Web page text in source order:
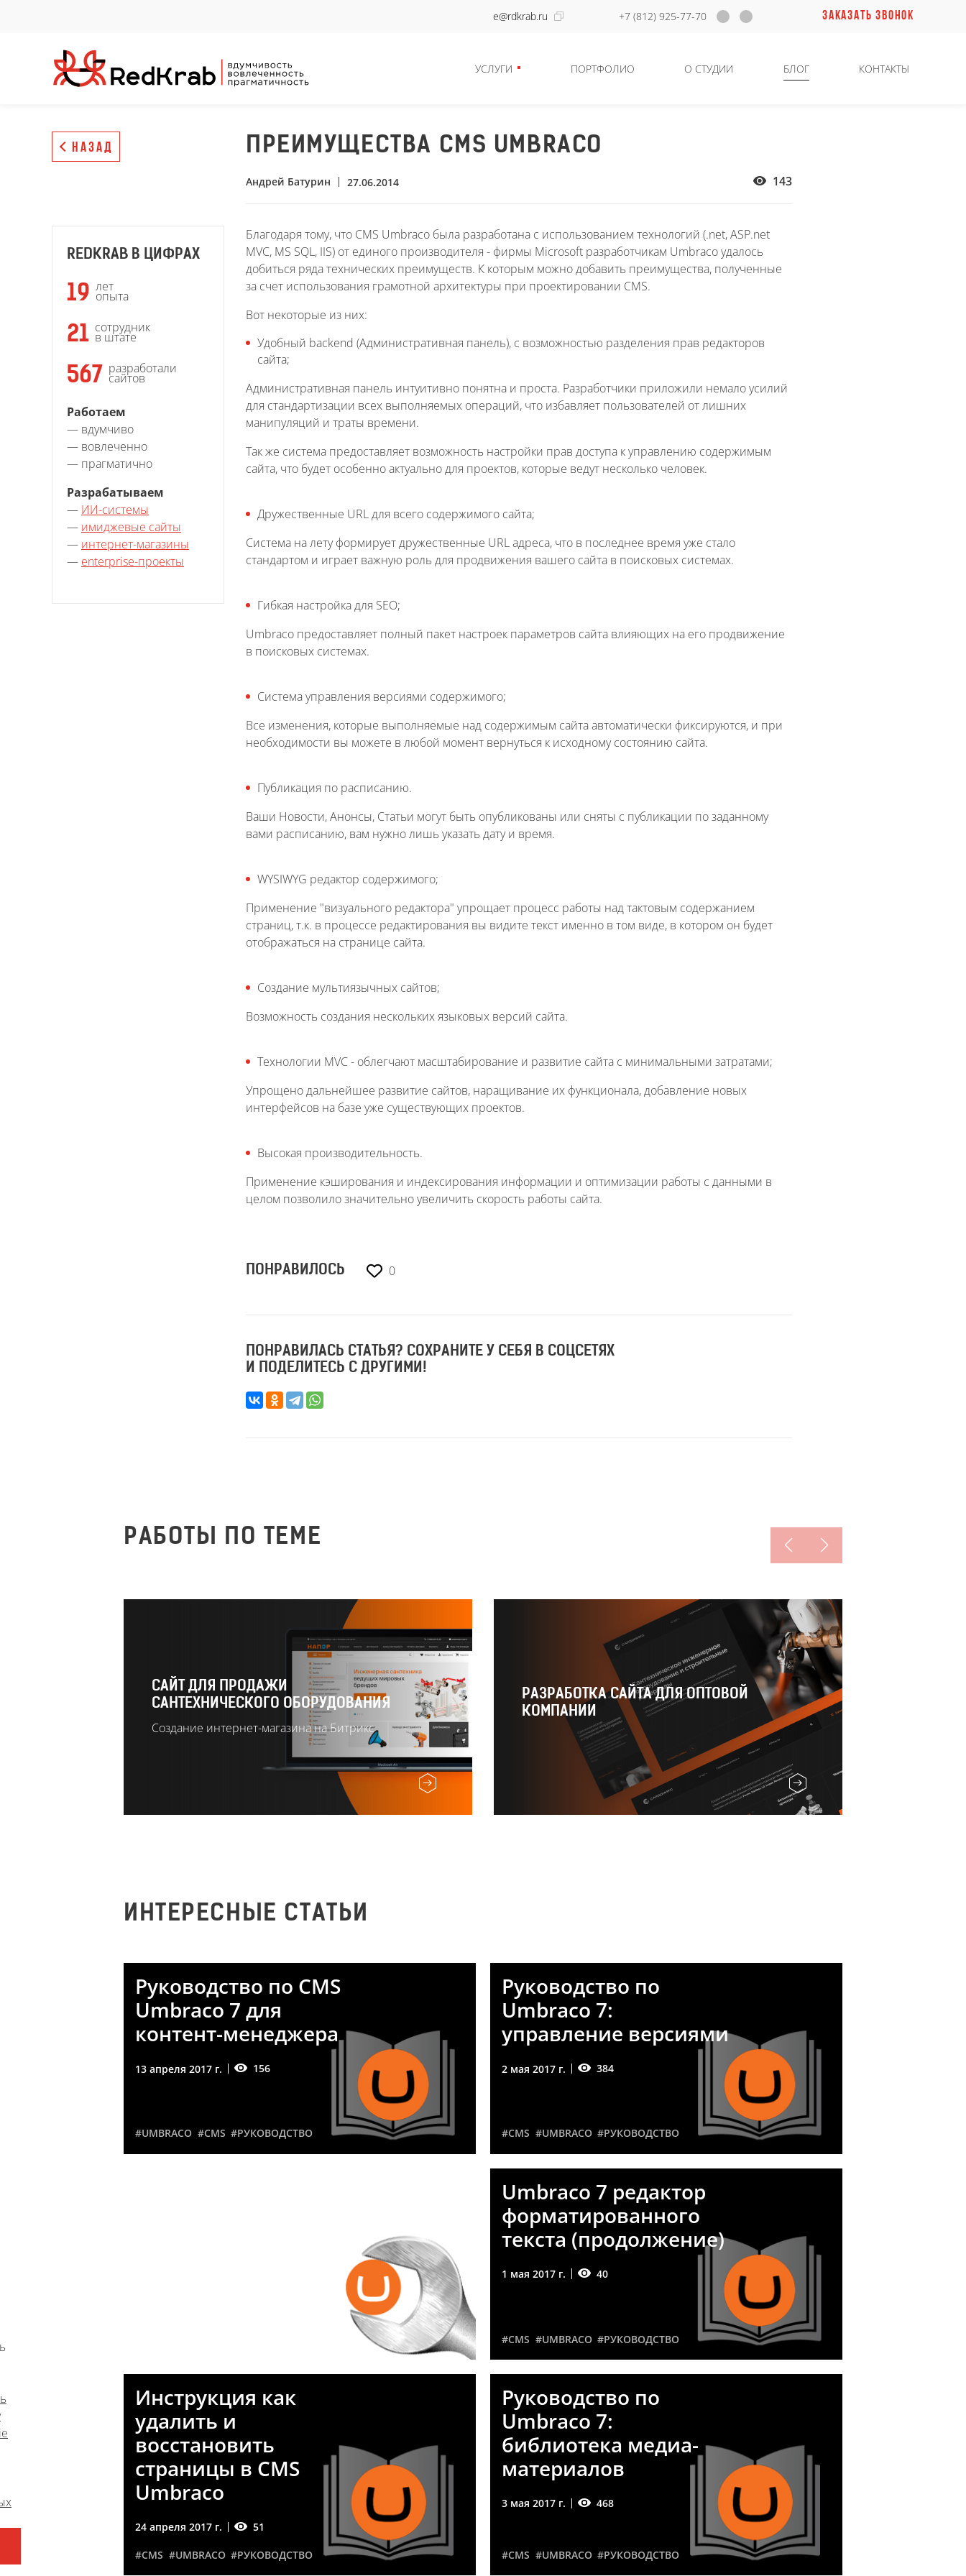
e@rdkrab.ru +7 (812) 925-77-70 ЗАКАЗАТЬ ЗВОНОК
УСЛУГИ ПОРТФОЛИО О СТУДИИ БЛОГ КОНТАКТЫ
НАЗАД ПРЕИМУЩЕСТВА CMS UMBRACO
Андрей Батурин 27.06.2014 143
REDKRAB В ЦИФРАХ
19 лет
опыта
21 сотрудник
в штате
567 разработали
сайтов
Работаем
— вдумчиво
— вовлеченно
— прагматично
Разрабатываем
— ИИ-системы
— имиджевые сайты
— интернет-магазины
— enterprise-проекты
Благодаря тому, что CMS Umbraco была разработана с использованием технологий (.net, ASP.net
MVC, MS SQL, IIS) от единого производителя - фирмы Microsoft разработчикам Umbraco удалось
добиться ряда технических преимуществ. К которым можно добавить преимущества, полученные
за счет использования грамотной архитектуры при проектировании CMS.
Вот некоторые из них:
Удобный backend (Административная панель), с возможностью разделения прав редакторов
сайта;
Административная панель интуитивно понятна и проста. Разработчики приложили немало усилий
для стандартизации всех выполняемых операций, что избавляет пользователей от лишних
манипуляций и траты времени.
Так же система предоставляет возможность настройки прав доступа к управлению содержимым
сайта, что будет особенно актуально для проектов, которые ведут несколько человек.
Дружественные URL для всего содержимого сайта;
Система на лету формирует дружественные URL адреса, что в последнее время уже стало
стандартом и играет важную роль для продвижения вашего сайта в поисковых системах.
Гибкая настройка для SEO;
Umbraco предоставляет полный пакет настроек параметров сайта влияющих на его продвижение
в поисковых системах.
Система управления версиями содержимого;
Все изменения, которые выполняемые над содержимым сайта автоматически фиксируются, и при
необходимости вы можете в любой момент вернуться к исходному состоянию сайта.
Публикация по расписанию.
Ваши Новости, Анонсы, Статьи могут быть опубликованы или сняты с публикации по заданному
вами расписанию, вам нужно лишь указать дату и время.
WYSIWYG редактор содержимого;
Применение "визуального редактора" упрощает процесс работы над тактовым содержанием
страниц, т.к. в процессе редактирования вы видите текст именно в том виде, в котором он будет
отображаться на странице сайта.
Создание мультиязычных сайтов;
Возможность создания нескольких языковых версий сайта.
Технологии MVC - облегчают масштабирование и развитие сайта с минимальными затратами;
Упрощено дальнейшее развитие сайтов, наращивание их функционала, добавление новых
интерфейсов на базе уже существующих проектов.
Высокая производительность.
Применение кэширования и индексирования информации и оптимизации работы с данными в
целом позволило значительно увеличить скорость работы сайта.
ПОНРАВИЛОСЬ 0
ПОНРАВИЛАСЬ СТАТЬЯ? СОХРАНИТЕ У СЕБЯ В СОЦСЕТЯХ
И ПОДЕЛИТЕСЬ С ДРУГИМИ!
РАБОТЫ ПО ТЕМЕ
САЙТ ДЛЯ ПРОДАЖИ
САНТЕХНИЧЕСКОГО ОБОРУДОВАНИЯ
Создание интернет-магазина на Битрикс
РАЗРАБОТКА САЙТА ДЛЯ ОПТОВОЙ
КОМПАНИИ
ИНТЕРЕСНЫЕ СТАТЬИ
Руководство по CMS
Umbraco 7 для
контент-менеджера
13 апреля 2017 г. 156
#UMBRACO #CMS #РУКОВОДСТВО
Руководство по
Umbraco 7:
управление версиями
2 мая 2017 г. 384
#CMS #UMBRACO #РУКОВОДСТВО
Umbraco 7 редактор
форматированного
текста (продолжение)
1 мая 2017 г. 40
#CMS #UMBRACO #РУКОВОДСТВО
Инструкция как
удалить и
восстановить
страницы в CMS
Umbraco
24 апреля 2017 г. 51
#CMS #UMBRACO #РУКОВОДСТВО
Руководство по
Umbraco 7:
библиотека медиа-
материалов
3 мая 2017 г. 468
#CMS #UMBRACO #РУКОВОДСТВО